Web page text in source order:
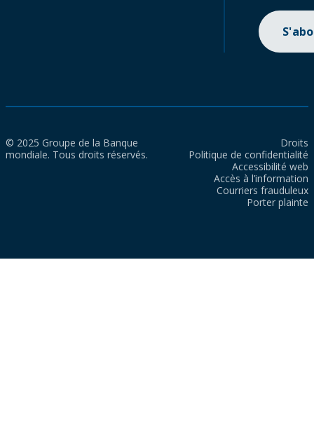
© 2025 Groupe de la Banque
mondiale. Tous droits réservés.
Droits
Politique de confidentialité
Accessibilité web
Accès à l’information
Courriers frauduleux
Porter plainte